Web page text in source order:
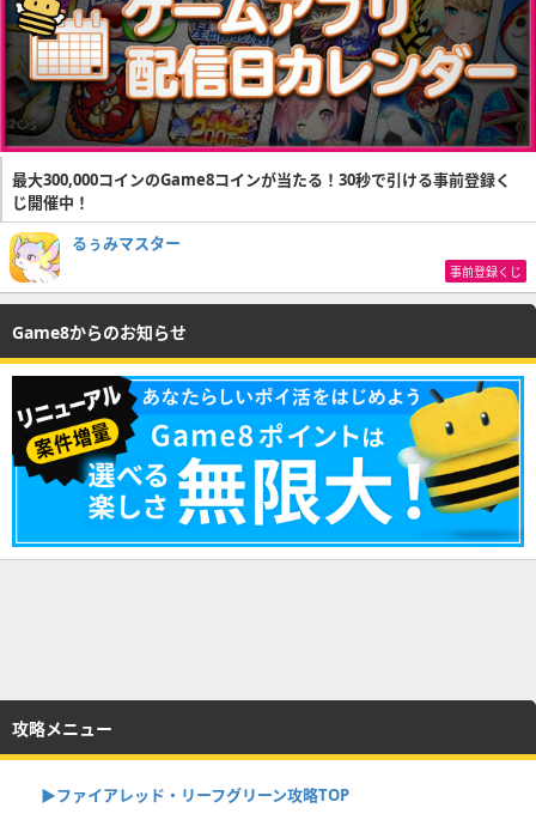
最大300,000コインのGame8コインが当たる！30秒で引ける事前登録く
じ開催中！
るぅみマスター
事前登録くじ
Game8からのお知らせ
攻略メニュー
▶︎ファイアレッド・リーフグリーン攻略TOP